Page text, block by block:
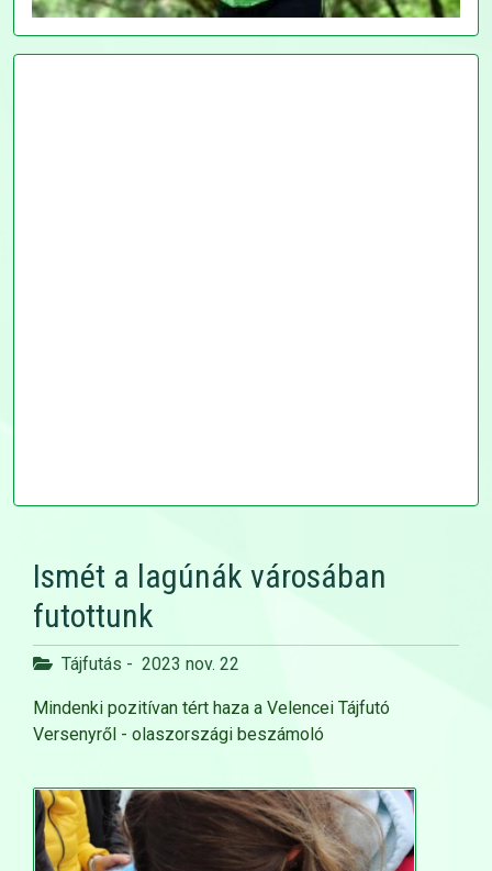
Ismét a lagúnák városában
futottunk
Tájfutás - 2023 nov. 22
Mindenki pozitívan tért haza a Velencei Tájfutó
Versenyről - olaszországi beszámoló